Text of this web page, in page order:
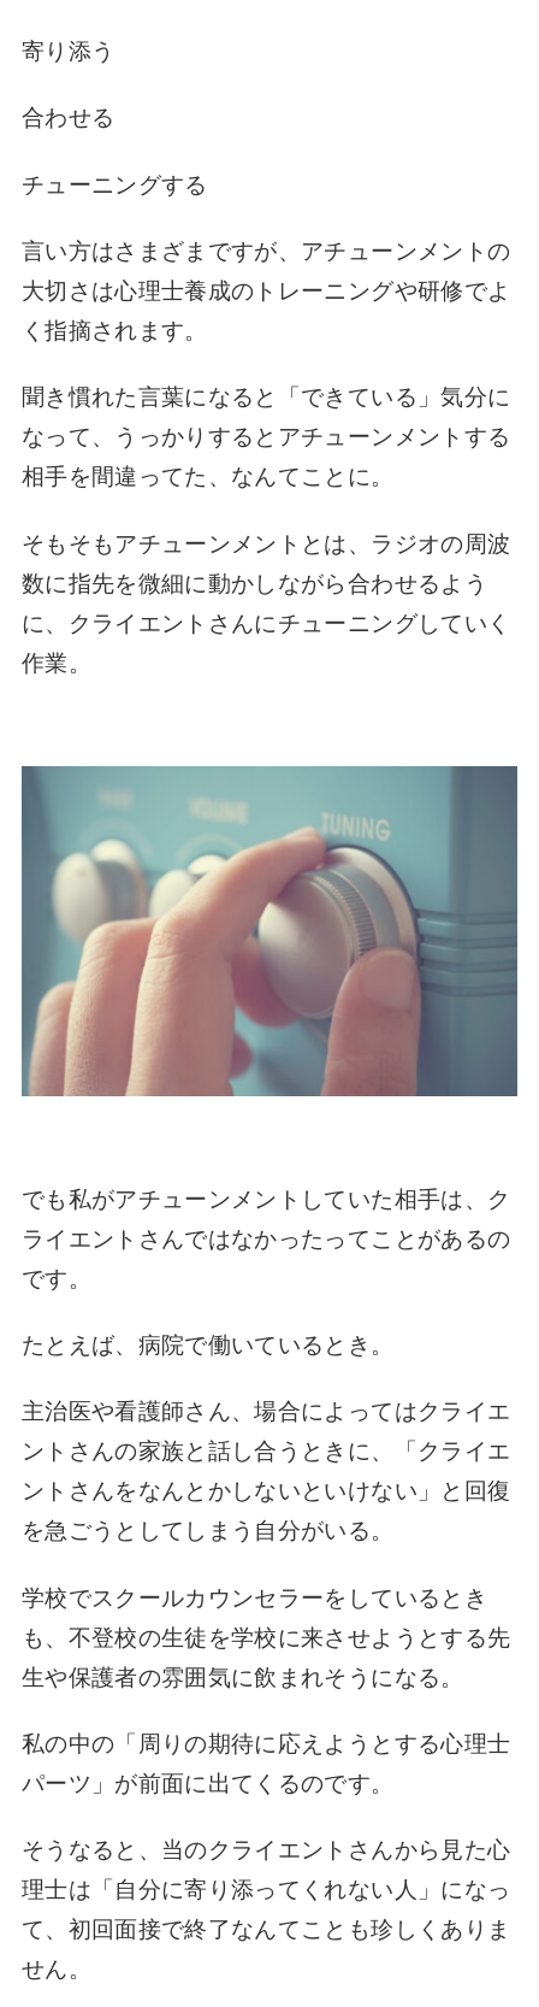
寄り添う
合わせる
チューニングする
言い方はさまざまですが、アチューンメントの
大切さは心理士養成のトレーニングや研修でよ
く指摘されます。
聞き慣れた言葉になると「できている」気分に
なって、うっかりするとアチューンメントする
相手を間違ってた、なんてことに。
そもそもアチューンメントとは、ラジオの周波
数に指先を微細に動かしながら合わせるよう
に、クライエントさんにチューニングしていく
作業。
でも私がアチューンメントしていた相手は、ク
ライエントさんではなかったってことがあるの
です。
たとえば、病院で働いているとき。
主治医や看護師さん、場合によってはクライエ
ントさんの家族と話し合うときに、「クライエ
ントさんをなんとかしないといけない」と回復
を急ごうとしてしまう自分がいる。
学校でスクールカウンセラーをしているとき
も、不登校の生徒を学校に来させようとする先
生や保護者の雰囲気に飲まれそうになる。
私の中の「周りの期待に応えようとする心理士
パーツ」が前面に出てくるのです。
そうなると、当のクライエントさんから見た心
理士は「自分に寄り添ってくれない人」になっ
て、初回面接で終了なんてことも珍しくありま
せん。